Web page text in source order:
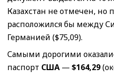
Казахстан не отмечен, но
расположился бы между
Германией ($75,09).
Самыми дорогими
паспорт США — $164,29